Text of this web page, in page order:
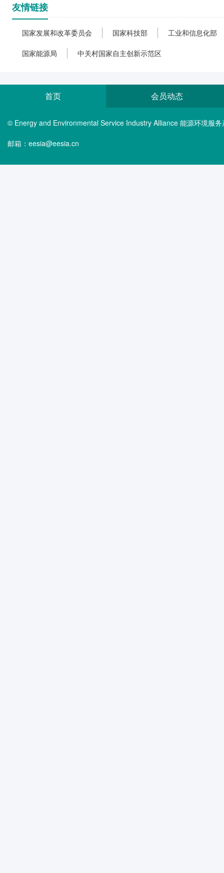
友情链接
国家发展和改革委员会 国家科技部 工业和信息化部
国家能源局 中关村国家自主创新示范区
首页 会员动态
© Energy and Environmental Service Industry Alliance 能源环境服
邮箱：eesia@eesia.cn